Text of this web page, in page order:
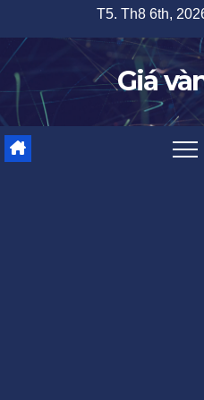
content
T5. Th8 6th,
Giá